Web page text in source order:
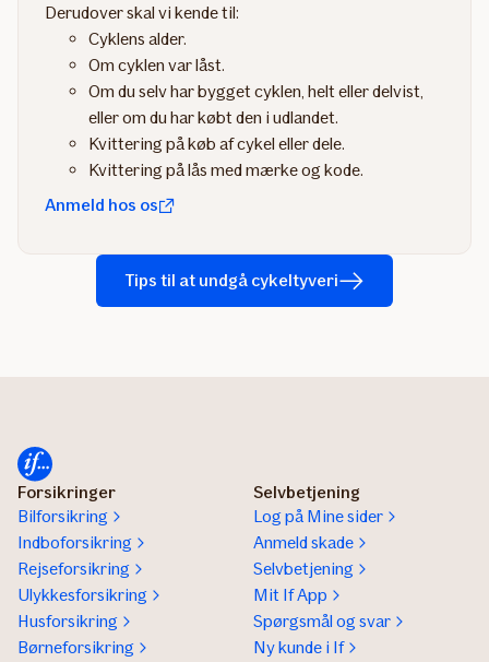
Derudover skal vi kende til:
Cyklens alder.
Om cyklen var låst.
Om du selv har bygget cyklen, helt eller delvist,
eller om du har købt den i udlandet.
Kvittering på køb af cykel eller dele.
Kvittering på lås med mærke og kode.
Anmeld hos os
Tips til at undgå cykeltyveri
Forsikringer
Bilforsikring
Indboforsikring
Rejseforsikring
Ulykkesforsikring
Husforsikring
Børneforsikring
Selvbetjening
Log på Mine sider
Anmeld skade
Selvbetjening
Mit If App
Spørgsmål og svar
Ny kunde i If